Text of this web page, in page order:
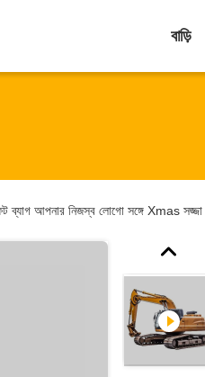
বাড়ি
ব্যাগ আপনার নিজস্ব লোগো সঙ্গে Xmas সজ্জা